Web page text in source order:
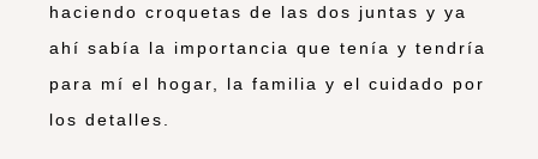
haciendo croquetas de las dos juntas y ya
ahí sabía la importancia que tenía y tendría
para mí el hogar, la familia y el cuidado por
los detalles.